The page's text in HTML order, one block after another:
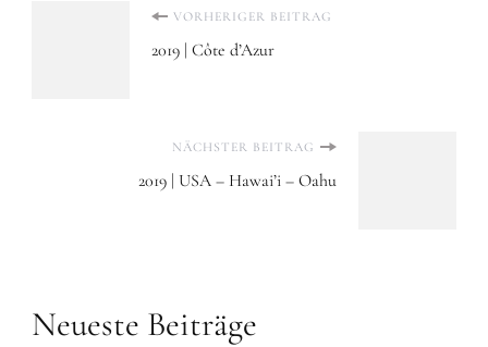
Beitragsnavigation
VORHERIGER BEITRAG
2019 | Côte d’Azur
NÄCHSTER BEITRAG
2019 | USA – Hawai’i – Oahu
Neueste Beiträge